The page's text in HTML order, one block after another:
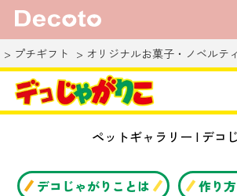
プチギフト オリジナルお菓子・ノベルテ
ペットギャラリー | デコ
デコじゃがりことは 作り方